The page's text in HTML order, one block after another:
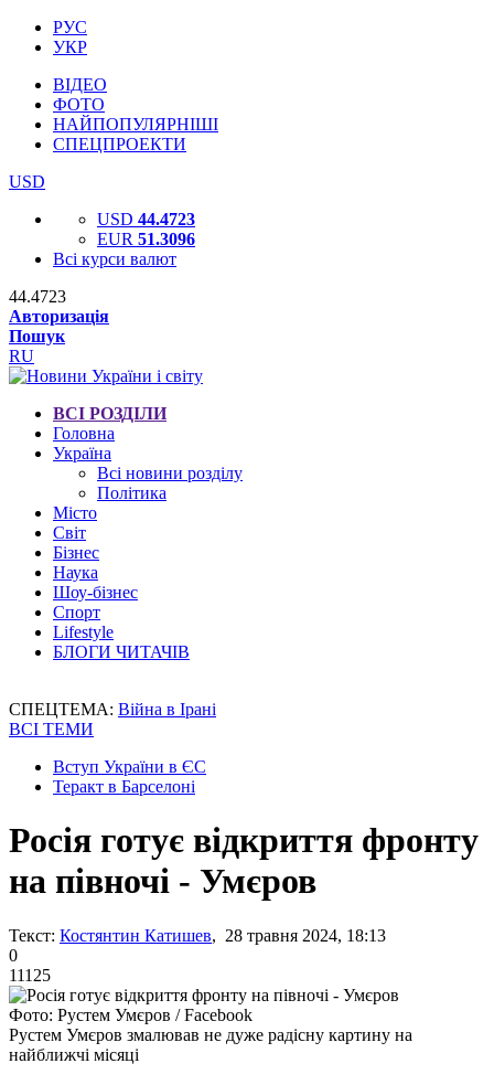
РУС
УКР
ВІДЕО
ФОТО
НАЙПОПУЛЯРНІШІ
СПЕЦПРОЕКТИ
USD
USD 44.4723
EUR 51.3096
Всі курси валют
44.4723
Авторизація
Пошук
RU
ВСІ РОЗДІЛИ
Головна
Україна
Всі новини розділу
Політика
Місто
Світ
Бізнес
Наука
Шоу-бізнес
Спорт
Lifestyle
БЛОГИ ЧИТАЧІВ
СПЕЦТЕМА: Війна в Ірані
ВСІ ТЕМИ
Вступ України в ЄС
Теракт в Барселоні
Росія готує відкриття фронту
на півночі - Умєров
Текст: Костянтин Катишев, 28 травня 2024, 18:13
0
11125
Фото: Рустем Умєров / Facebook
Рустем Умєров змалював не дуже радісну картину на
найближчі місяці